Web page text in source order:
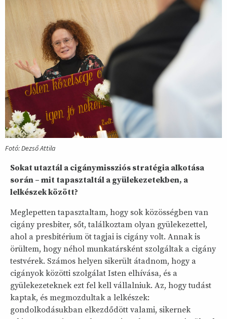
Fotó: Dezső Attila
Sokat utaztál a cigánymissziós stratégia alkotása
során – mit tapasztaltál a gyülekezetekben, a
lelkészek között?
Meglepetten tapasztaltam, hogy sok közösségben van
cigány presbiter, sőt, találkoztam olyan gyülekezettel,
ahol a presbitérium öt tagjai is cigány volt. Annak is
örültem, hogy néhol munkatársként szolgáltak a cigány
testvérek. Számos helyen sikerült átadnom, hogy a
cigányok közötti szolgálat Isten elhívása, és a
gyülekezeteknek ezt fel kell vállalniuk. Az, hogy tudást
kaptak, és megmozdultak a lelkészek:
gondolkodásukban elkezdődött valami, sikernek